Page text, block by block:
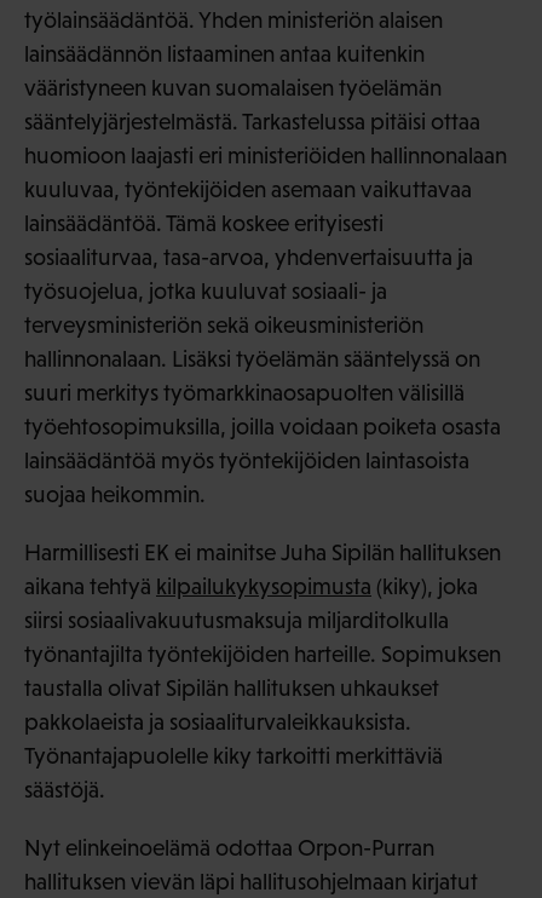
työlainsäädäntöä. Yhden ministeriön alaisen
lainsäädännön listaaminen antaa kuitenkin
vääristyneen kuvan suomalaisen työelämän
sääntelyjärjestelmästä. Tarkastelussa pitäisi ottaa
huomioon laajasti eri ministeriöiden hallinnonalaan
kuuluvaa, työntekijöiden asemaan vaikuttavaa
lainsäädäntöä. Tämä koskee erityisesti
sosiaaliturvaa, tasa-arvoa, yhdenvertaisuutta ja
työsuojelua, jotka kuuluvat sosiaali- ja
terveysministeriön sekä oikeusministeriön
hallinnonalaan. Lisäksi työelämän sääntelyssä on
suuri merkitys työmarkkinaosapuolten välisillä
työehtosopimuksilla, joilla voidaan poiketa osasta
lainsäädäntöä myös työntekijöiden laintasoista
suojaa heikommin.
Harmillisesti EK ei mainitse Juha Sipilän hallituksen
aikana tehtyä kilpailukykysopimusta (kiky), joka
siirsi sosiaalivakuutusmaksuja miljarditolkulla
työnantajilta työntekijöiden harteille. Sopimuksen
taustalla olivat Sipilän hallituksen uhkaukset
pakkolaeista ja sosiaaliturvaleikkauksista.
Työnantajapuolelle kiky tarkoitti merkittäviä
säästöjä.
Nyt elinkeinoelämä odottaa Orpon-Purran
hallituksen vievän läpi hallitusohjelmaan kirjatut